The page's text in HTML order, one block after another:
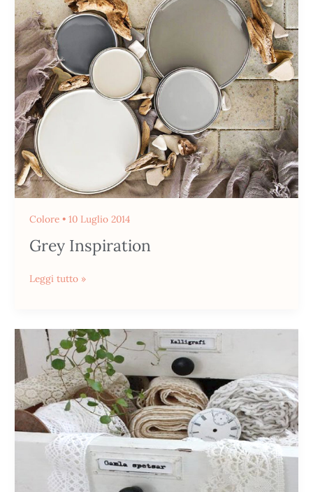
Colore• 10 Luglio 2014
Grey Inspiration
Inspiration
Leggi tutto »
Stile
Provenzale